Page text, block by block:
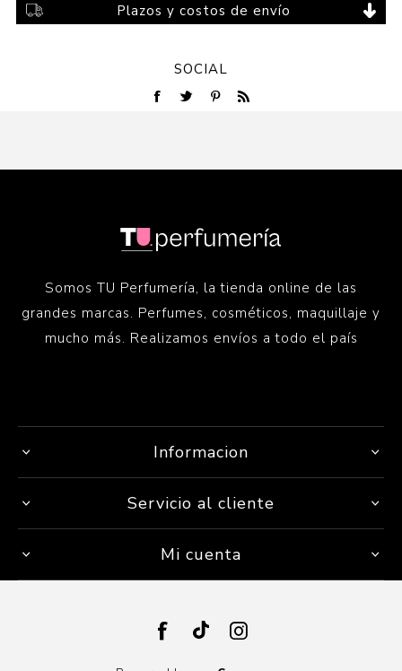
Plazos y costos de envío
SOCIAL
Somos TU Perfumería, la tienda online de las
grandes marcas. Perfumes, cosméticos, maquillaje y
mucho más. Realizamos envíos a todo el país
Informacion
Servicio al cliente
Mi cuenta